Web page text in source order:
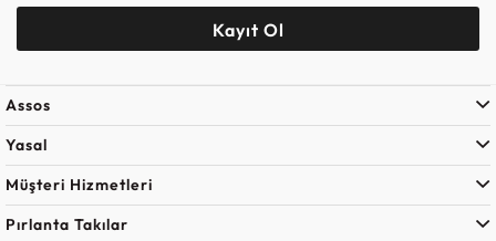
Kayıt Ol
Assos
Yasal
Müşteri Hizmetleri
Pırlanta Takılar